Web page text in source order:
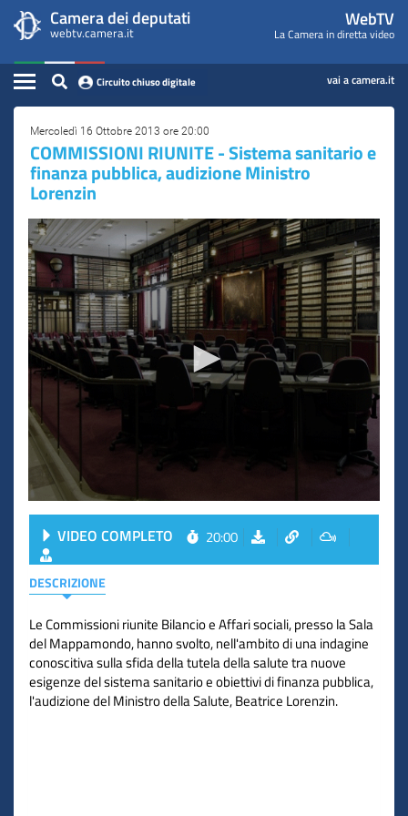
contenuto
principale
WebTV
Camera
dei
Deputati
menu
di
navigazione
Camera dei deputati
webtv.camera.it
WebTV
La Camera in diretta video
Home
Assemblea
Presidente
Commissioni
Eventi
Cerca
Circuito chiuso digitale
Circuito chiuso digitale vai a camera.it
Contenuto
Mercoledì 16 Ottobre 2013 ore 20:00
COMMISSIONI RIUNITE - Sistema sanitario e
finanza pubblica, audizione Ministro
Lorenzin
VIDEO COMPLETO 20:00
DESCRIZIONE
Le Commissioni riunite Bilancio e Affari sociali, presso la Sala
del Mappamondo, hanno svolto, nell'ambito di una indagine
conoscitiva sulla sfida della tutela della salute tra nuove
esigenze del sistema sanitario e obiettivi di finanza pubblica,
l'audizione del Ministro della Salute, Beatrice Lorenzin.